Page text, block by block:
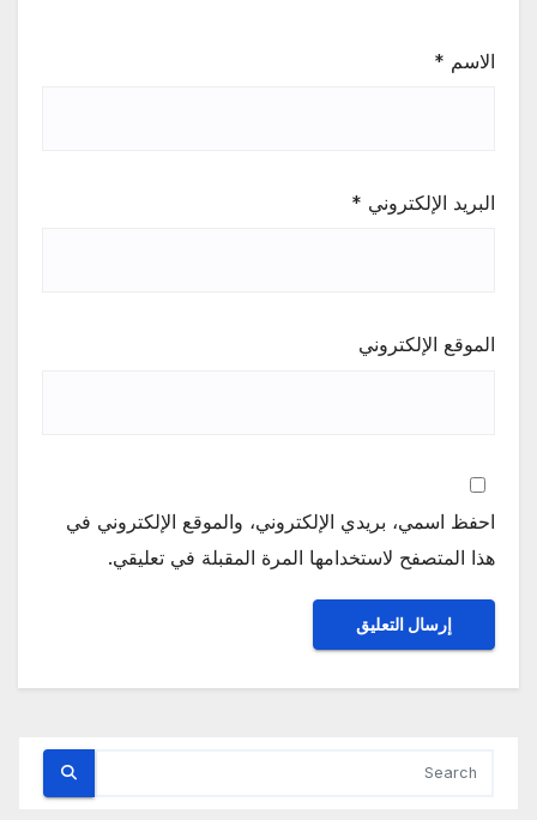
الاسم *
البريد الإلكتروني *
الموقع الإلكتروني
احفظ اسمي، بريدي الإلكتروني، والموقع الإلكتروني في
هذا المتصفح لاستخدامها المرة المقبلة في تعليقي.